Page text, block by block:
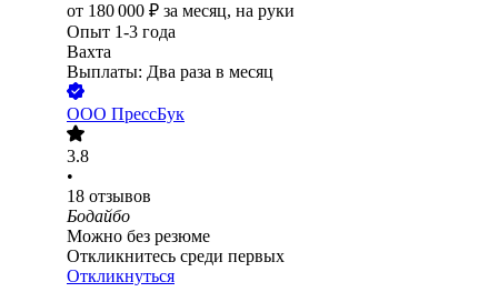
от 180 000 ₽ за месяц, на руки
Опыт 1-3 года
Вахта
Выплаты: Два раза в месяц
ООО ПрессБук
3.8
•
18 отзывов
Бодайбо
Можно без резюме
Откликнитесь среди первых
Откликнуться